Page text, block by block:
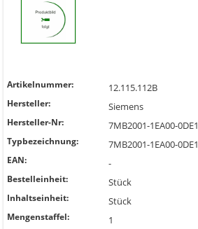
Artikelnummer: 12.115.112B
Hersteller: Siemens
Hersteller-Nr: 7MB2001-1EA00-0DE1
Typbezeichnung: 7MB2001-1EA00-0DE1
EAN: -
Bestelleinheit: Stück
Inhaltseinheit: Stück
Mengenstaffel: 1